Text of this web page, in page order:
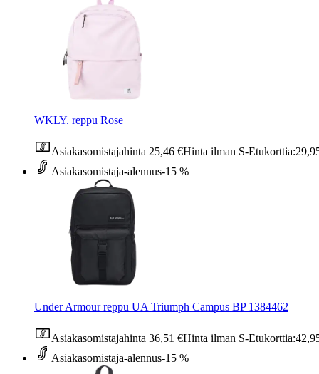
WKLY. reppu Rose
Asiakasomistajahinta 25,46 €Hinta ilman S-Etukorttia:
Asiakasomistaja-alennus-15 %
Under Armour reppu UA Triumph Campus BP 1384462
Asiakasomistajahinta 36,51 €Hinta ilman S-Etukorttia:
Asiakasomistaja-alennus-15 %